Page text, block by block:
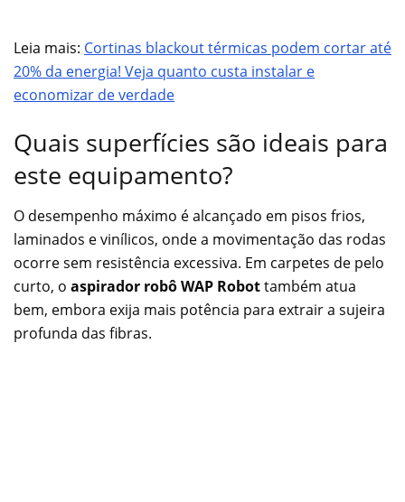
Leia mais: Cortinas blackout térmicas podem cortar até
20% da energia! Veja quanto custa instalar e
economizar de verdade
Quais superfícies são ideais para
este equipamento?
O desempenho máximo é alcançado em pisos frios,
laminados e vinílicos, onde a movimentação das rodas
ocorre sem resistência excessiva. Em carpetes de pelo
curto, o aspirador robô WAP Robottambém atua
bem, embora exija mais potência para extrair a sujeira
profunda das fibras.